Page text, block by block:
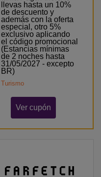
llevas hasta un 10%
de descuento y
además con la oferta
especial, otro 5%
exclusivo aplicando
el código promocional
(Estancias mínimas
de 2 noches hasta
31/05/2027 - excepto
BR)
Turismo
Ver cupón